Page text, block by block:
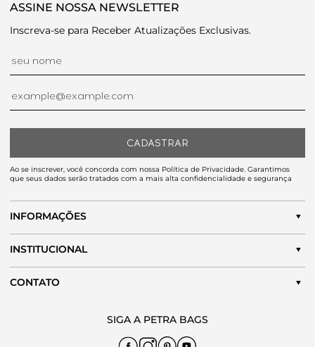
ASSINE NOSSA NEWSLETTER
Inscreva-se para Receber Atualizações Exclusivas.
CADASTRAR
Ao se inscrever, você concorda com nossa Política de Privacidade. Garantimos
que seus dados serão tratados com a mais alta confidencialidade e segurança
INFORMAÇÕES
INSTITUCIONAL
CONTATO